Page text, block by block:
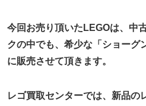
今回お売り頂いたLEGOは、中
クの中でも、希少な「ショーグ
に販売させて頂きます。
レゴ買取センターでは、新品の